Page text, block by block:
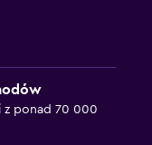
z ponad 70 000